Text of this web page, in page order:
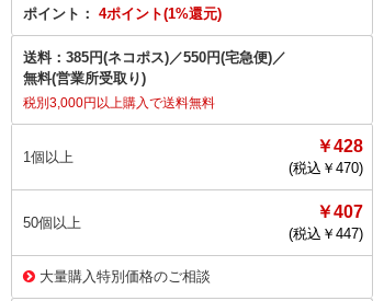
ポイント： 4ポイント(1%還元)
送料： 385円(ネコポス)／550円(宅急便)／
無料(営業所受取り)
税別3,000円以上購入で送料無料
1個以上
￥428
(税込￥ 470)
50個以上
￥407
(税込￥ 447)
大量購入特別価格のご相談